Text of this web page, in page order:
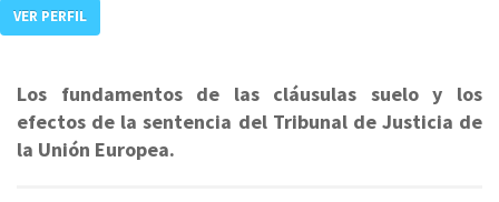
VER PERFIL
Los fundamentos de las cláusulas suelo y los
efectos de la sentencia del Tribunal de Justicia de
la Unión Europea.